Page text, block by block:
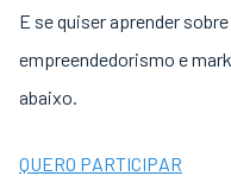
E se quiser aprender
empreendedorismo e
abaixo.
QUERO PARTICIPAR